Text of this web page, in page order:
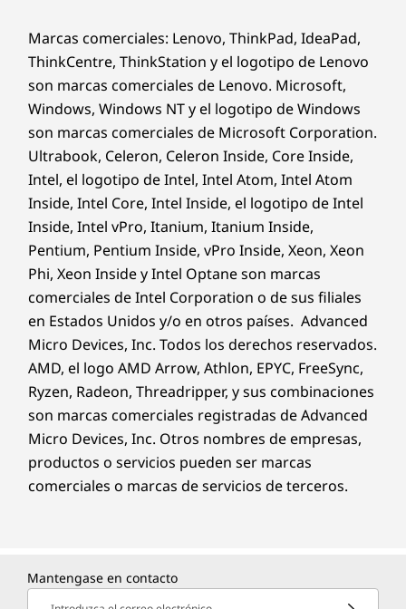
Marcas comerciales: Lenovo, ThinkPad, IdeaPad,
ThinkCentre, ThinkStation y el logotipo de Lenovo
son marcas comerciales de Lenovo. Microsoft,
Windows, Windows NT y el logotipo de Windows
son marcas comerciales de Microsoft Corporation.
Ultrabook, Celeron, Celeron Inside, Core Inside,
Intel, el logotipo de Intel, Intel Atom, Intel Atom
Inside, Intel Core, Intel Inside, el logotipo de Intel
Inside, Intel vPro, Itanium, Itanium Inside,
Pentium, Pentium Inside, vPro Inside, Xeon, Xeon
Phi, Xeon Inside y Intel Optane son marcas
comerciales de Intel Corporation o de sus filiales
en Estados Unidos y/o en otros países. Advanced
Micro Devices, Inc. Todos los derechos reservados.
AMD, el logo AMD Arrow, Athlon, EPYC, FreeSync,
Ryzen, Radeon, Threadripper, y sus combinaciones
son marcas comerciales registradas de Advanced
Micro Devices, Inc. Otros nombres de empresas,
productos o servicios pueden ser marcas
comerciales o marcas de servicios de terceros.
Mantengase en contacto